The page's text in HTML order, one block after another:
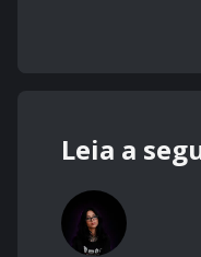
Leia a